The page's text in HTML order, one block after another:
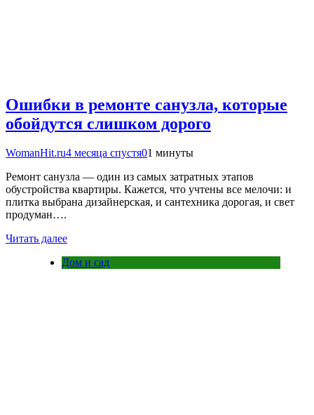
Ошибки в ремонте санузла, которые
обойдутся слишком дорого
WomanHit.ru4 месяца спустя01 минуты
Ремонт санузла — один из самых затратных этапов
обустройства квартиры. Кажется, что учтены все мелочи: и
плитка выбрана дизайнерская, и сантехника дорогая, и свет
продуман….
Читать далее
Дом и сад